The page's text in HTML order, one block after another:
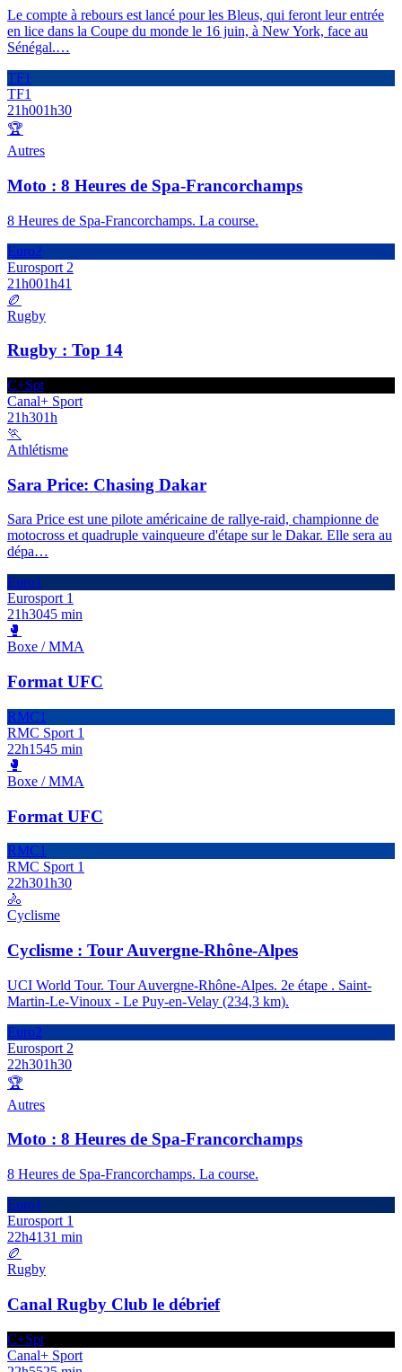
Le compte à rebours est lancé pour les Bleus, qui feront leur entrée
en lice dans la Coupe du monde le 16 juin, à New York, face au
Sénégal.…
TF1
TF1
21h001h30
🏆
Autres
Moto : 8 Heures de Spa-Francorchamps
8 Heures de Spa-Francorchamps. La course.
Euro2
Eurosport 2
21h001h41
🏉
Rugby
Rugby : Top 14
C+Spt
Canal+ Sport
21h301h
🏃
Athlétisme
Sara Price: Chasing Dakar
Sara Price est une pilote américaine de rallye-raid, championne de
motocross et quadruple vainqueure d'étape sur le Dakar. Elle sera au
dépa…
Euro1
Eurosport 1
21h3045 min
🥊
Boxe / MMA
Format UFC
RMC1
RMC Sport 1
22h1545 min
🥊
Boxe / MMA
Format UFC
RMC1
RMC Sport 1
22h301h30
🚴
Cyclisme
Cyclisme : Tour Auvergne-Rhône-Alpes
UCI World Tour. Tour Auvergne-Rhône-Alpes. 2e étape . Saint-
Martin-Le-Vinoux - Le Puy-en-Velay (234,3 km).
Euro2
Eurosport 2
22h301h30
🏆
Autres
Moto : 8 Heures de Spa-Francorchamps
8 Heures de Spa-Francorchamps. La course.
Euro1
Eurosport 1
22h4131 min
🏉
Rugby
Canal Rugby Club le débrief
C+Spt
Canal+ Sport